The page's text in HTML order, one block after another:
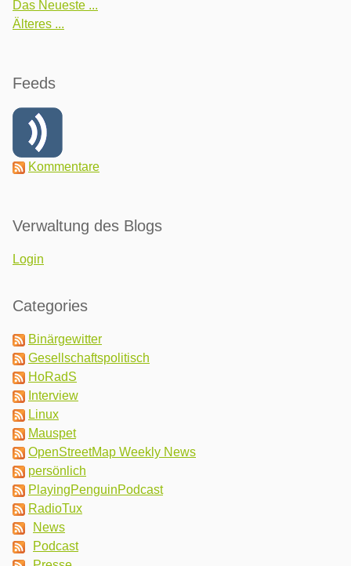
Das Neueste ...
Älteres ...
Feeds
Kommentare
Verwaltung des Blogs
Login
Categories
Binärgewitter
Gesellschaftspolitisch
HoRadS
Interview
Linux
Mauspet
OpenStreetMap Weekly News
persönlich
PlayingPenguinPodcast
RadioTux
News
Podcast